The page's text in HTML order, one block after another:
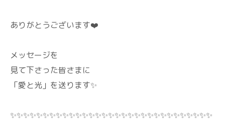
ありがとうございます❤️
メッセージを
見て下さった皆さまに
「愛と光」を送ります✨
✨✨✨✨✨✨✨✨✨✨✨✨✨✨✨✨✨✨✨✨✨✨✨✨✨✨✨✨✨✨✨